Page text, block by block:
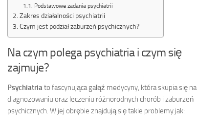
Podstawowe zadania psychiatrii
Zakres działalności psychiatrii
Czym jest podział zaburzeń psychicznych?
Na czym polega psychiatria i czym się
zajmuje?
Psychiatriato fascynująca gałąź medycyny, która skupia się na
diagnozowaniu oraz leczeniu różnorodnych chorób i zaburzeń
psychicznych. W jej obrębie znajdują się takie problemy jak: